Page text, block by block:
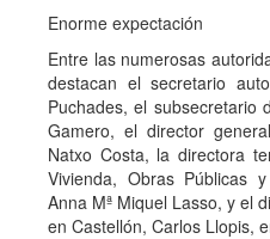
Enorme expectación
Entre las numerosas
destacan el secretario
Puchades, el subsecretario
Gamero, el director
Natxo Costa, la directora
Vivienda, Obras Públicas
Anna Mª Miquel Lasso, y el
en Castellón, Carlos Llopis,